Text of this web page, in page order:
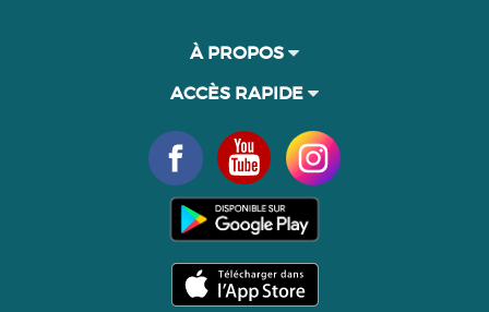
À PROPOS
ACCÈS RAPIDE